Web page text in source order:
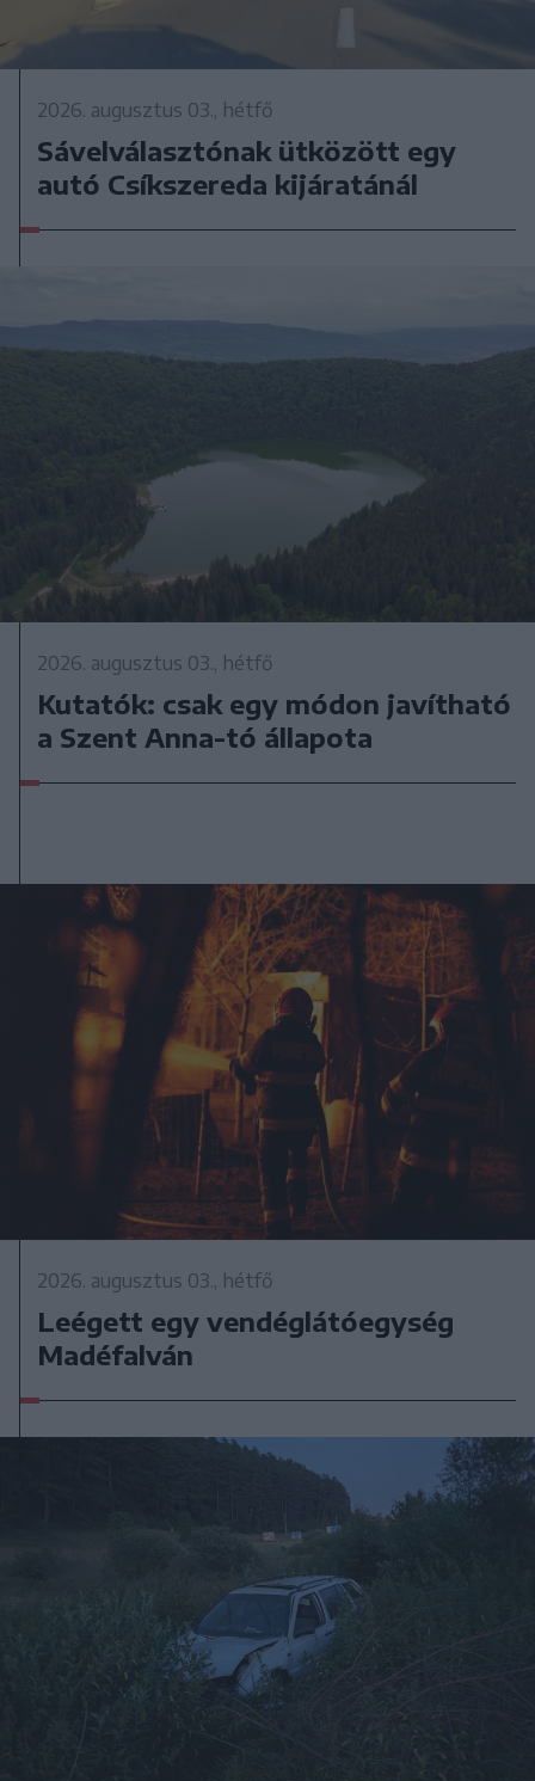
2026. augusztus 03., hétfő
Sávelválasztónak ütközött egy
autó Csíkszereda kijáratánál
2026. augusztus 03., hétfő
Kutatók: csak egy módon javítható
a Szent Anna-tó állapota
2026. augusztus 03., hétfő
Leégett egy vendéglátóegység
Madéfalván